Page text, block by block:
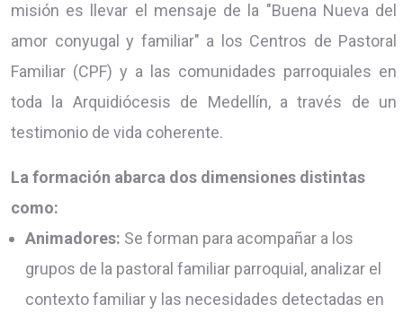
misión es llevar el mensaje de la "Buena Nueva del
amor conyugal y familiar" a los Centros de Pastoral
Familiar (CPF) y a las comunidades parroquiales en
toda la Arquidiócesis de Medellín, a través de un
testimonio de vida coherente.
La formación abarca dos dimensiones distintas
como:
Animadores: Se forman para acompañar a los
grupos de la pastoral familiar parroquial, analizar el
contexto familiar y las necesidades detectadas en